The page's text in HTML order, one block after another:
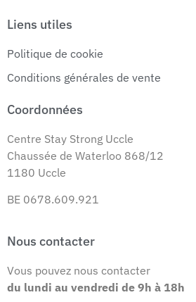
Liens utiles
Politique de cookie
Conditions générales de vente
Coordonnées
Centre Stay Strong Uccle
Chaussée de Waterloo 868/12
1180 Uccle
BE 0678.609.921
Nous contacter
Vous pouvez nous contacter
du lundi au vendredi de 9h à 18h